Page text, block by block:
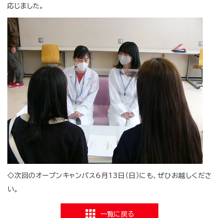
応じました。
◇次回のオープンキャンパス6月13日（日）にも、ぜひお越しくださ
い。
一覧に戻る